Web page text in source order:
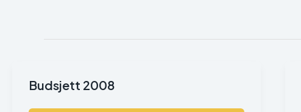
Budsjett 2008